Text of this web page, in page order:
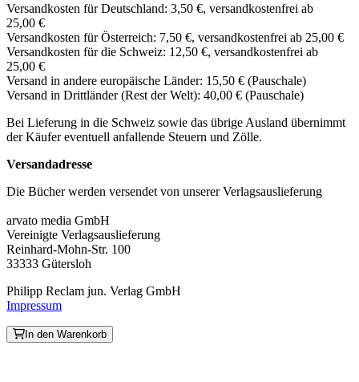
Versandkosten für Deutschland: 3,50 €, versandkostenfrei ab
25,00 €
Versandkosten für Österreich: 7,50 €, versandkostenfrei ab 25,00 €
Versandkosten für die Schweiz: 12,50 €, versandkostenfrei ab
25,00 €
Versand in andere europäische Länder: 15,50 € (Pauschale)
Versand in Drittländer (Rest der Welt): 40,00 € (Pauschale)
Bei Lieferung in die Schweiz sowie das übrige Ausland übernimmt
der Käufer eventuell anfallende Steuern und Zölle.
Versandadresse
Die Bücher werden versendet von unserer Verlagsauslieferung
arvato media GmbH
Vereinigte Verlagsauslieferung
Reinhard-Mohn-Str. 100
33333 Gütersloh
Philipp Reclam jun. Verlag GmbH
Impressum
In den Warenkorb